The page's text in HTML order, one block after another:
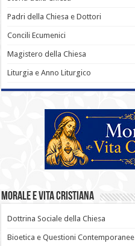
Padri della Chiesa e Dottori
Concili Ecumenici
Magistero della Chiesa
Liturgia e Anno Liturgico
Morale e Vita Cristiana
Dottrina Sociale della Chiesa
Bioetica e Questioni Contemporanee